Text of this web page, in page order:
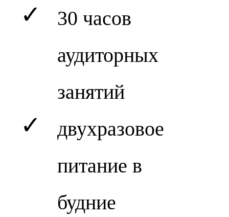
✓
30 часов
аудиторных
занятий
✓
двухразовое
питание в
будние